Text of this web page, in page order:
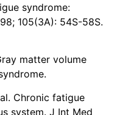
syndrome:
105(3A): 54S-58S.
matter volume
Chronic fatigue
system. J Int Med